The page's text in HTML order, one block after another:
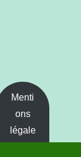
Menti
ons
légale